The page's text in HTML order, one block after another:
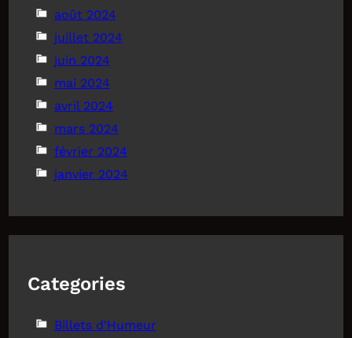
août 2024
juillet 2024
juin 2024
mai 2024
avril 2024
mars 2024
février 2024
janvier 2024
Categories
Billets d'Humeur